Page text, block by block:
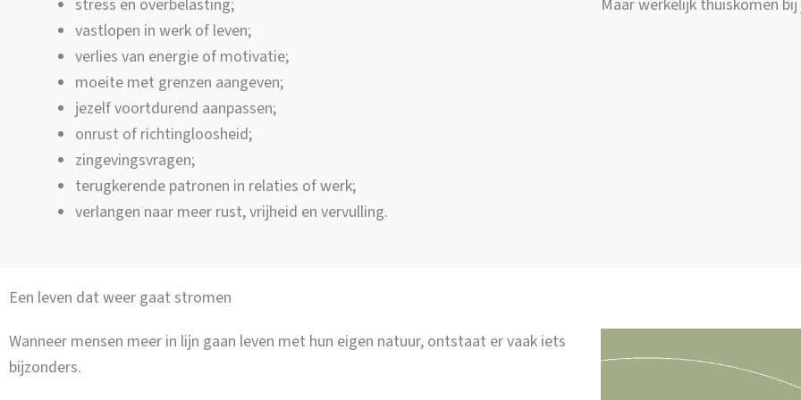
stress en overbelasting;
vastlopen in werk of leven;
verlies van energie of motivatie;
moeite met grenzen aangeven;
jezelf voortdurend aanpassen;
onrust of richtingloosheid;
zingevingsvragen;
terugkerende patronen in relaties of werk;
verlangen naar meer rust, vrijheid en vervulling.
Maar werkelijk thuiskomen bij
Een leven dat weer gaat stromen
Wanneer mensen meer in lijn gaan leven met hun eigen natuur, ontstaat er vaak iets
bijzonders.